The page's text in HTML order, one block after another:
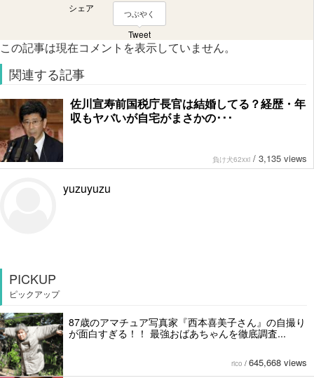
シェア
つぶやく
Tweet
この記事は現在コメントを表示していません。
関連する記事
佐川宣寿前国税庁長官は結婚してる？経歴・年
収もヤバいが自宅がまさかの･･･
負け犬62xxi / 3,135 views
yuzuyuzu
PICKUP
ピックアップ
87歳のアマチュア写真家『西本喜美子さん』の自撮り
が面白すぎる！！ 最強おばあちゃんを徹底調査...
rico / 645,668 views